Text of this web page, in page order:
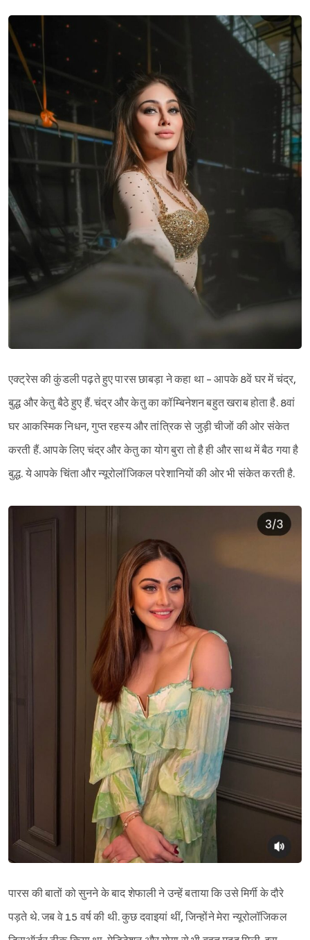
Sign in
एक्ट्रेस की कुंडली पढ़ते हुए पारस छाबड़ा ने कहा था - आपके 8वें घर में चंद्र,
बुद्ध और केतु बैठे हुए हैं. चंद्र और केतु का कॉम्बिनेशन बहुत खराब होता है. 8वां
घर आकस्मिक निधन, गुप्त रहस्य और तांत्रिक से जुड़ी चीजों की ओर संकेत
करती हैं. आपके लिए चंद्र और केतु का योग बुरा तो है ही और साथ में बैठ गया है
बुद्ध. ये आपके चिंता और न्यूरोलॉजिकल परेशानियों की ओर भी संकेत करती है.
पारस की बातों को सुनने के बाद शेफाली ने उन्हें बताया कि उसे मिर्गी के दौरे
पड़ते थे. जब वे 15 वर्ष की थी. कुछ दवाइयां थीं, जिन्होंने मेरा न्यूरोलॉजिकल